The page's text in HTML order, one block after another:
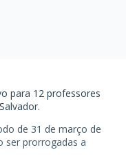
para 12 professores
de 31 de março de
ser prorrogadas a